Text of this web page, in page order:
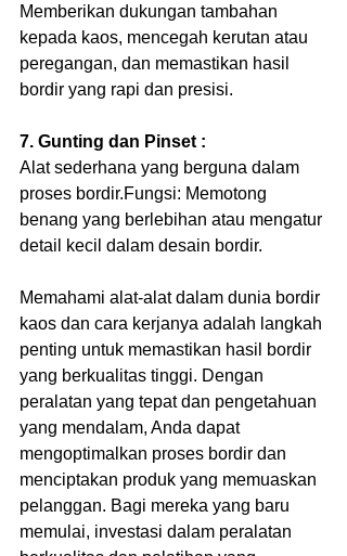
Memberikan dukungan tambahan
kepada kaos, mencegah kerutan atau
peregangan, dan memastikan hasil
bordir yang rapi dan presisi.
7. Gunting dan Pinset :
Alat sederhana yang berguna dalam
proses bordir.Fungsi: Memotong
benang yang berlebihan atau mengatur
detail kecil dalam desain bordir.
Memahami alat-alat dalam dunia bordir
kaos dan cara kerjanya adalah langkah
penting untuk memastikan hasil bordir
yang berkualitas tinggi. Dengan
peralatan yang tepat dan pengetahuan
yang mendalam, Anda dapat
mengoptimalkan proses bordir dan
menciptakan produk yang memuaskan
pelanggan. Bagi mereka yang baru
memulai, investasi dalam peralatan